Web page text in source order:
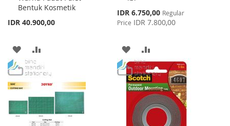
Bentuk Kosmetik
IDR 40.900,00
ADD
TO
WISH
LIST
TO
COMPARE
Special
Price
IDR 6.750,00 Regular
Price IDR 7.800,00
ADD
TO
WISH
LIST
TO
COMPARE